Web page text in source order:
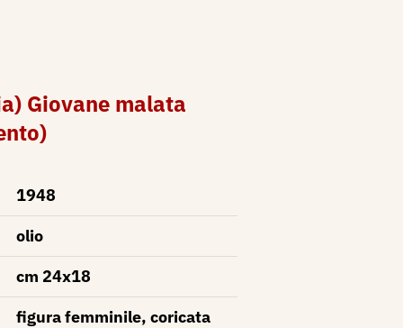
Giovane malata
1948
olio
cm 24x18
figura femminile, coricata